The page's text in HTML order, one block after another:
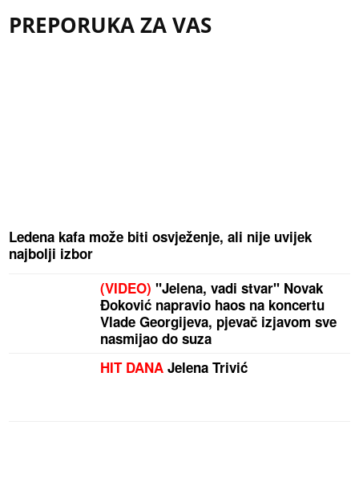
PREPORUKA ZA VAS
Ledena kafa može biti osvježenje, ali nije uvijek
najbolji izbor
(VIDEO) "Jelena, vadi stvar" Novak
Đoković napravio haos na koncertu
Vlade Georgijeva, pjevač izjavom sve
nasmijao do suza
HIT DANA Jelena Trivić